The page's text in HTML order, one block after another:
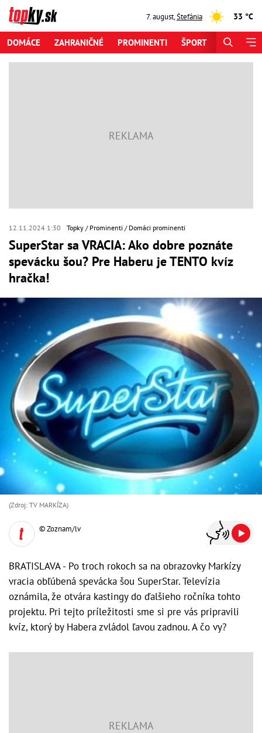
7. august,Štefánia 33 °C
DOMÁCE ZAHRANIČNÉ PROMINENTI ŠPORT
12.11.2024 1:30 Topky Prominenti Domáci prominenti
SuperStar sa VRACIA: Ako dobre poznáte
spevácku šou? Pre Haberu je TENTO kvíz
hračka!
(Zdroj: TV MARKÍZA)
© Zoznam/lv
BRATISLAVA - Po troch rokoch sa na obrazovky Markízy
vracia obľúbená spevácka šou SuperStar. Televízia
oznámila, že otvára kastingy do ďalšieho ročníka tohto
projektu. Pri tejto príležitosti sme si pre vás pripravili
kvíz, ktorý by Habera zvládol ľavou zadnou. A čo vy?